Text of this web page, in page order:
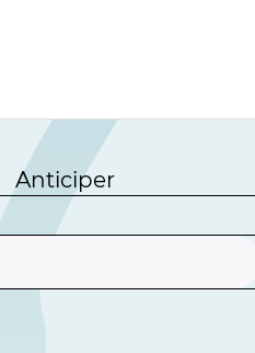
Anticiper